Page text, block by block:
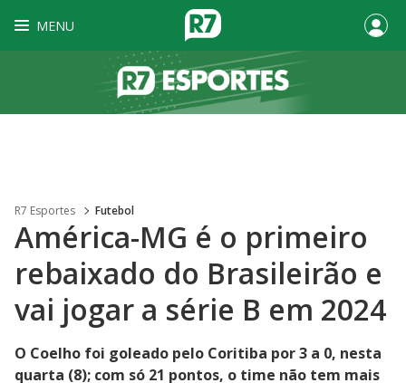
MENU
R7 Esportes Futebol
América-MG é o primeiro
rebaixado do Brasileirão e
vai jogar a série B em 2024
O Coelho foi goleado pelo Coritiba por 3 a 0, nesta
quarta (8); com só 21 pontos, o time não tem mais